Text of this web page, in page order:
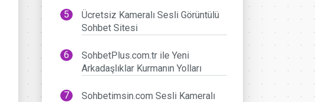
Ücretsiz Kameralı Sesli Görüntülü
Sohbet Sitesi
SohbetPlus.com.tr ile Yeni
Arkadaşlıklar Kurmanın Yolları
Sohbetimsin.com Sesli Kameralı